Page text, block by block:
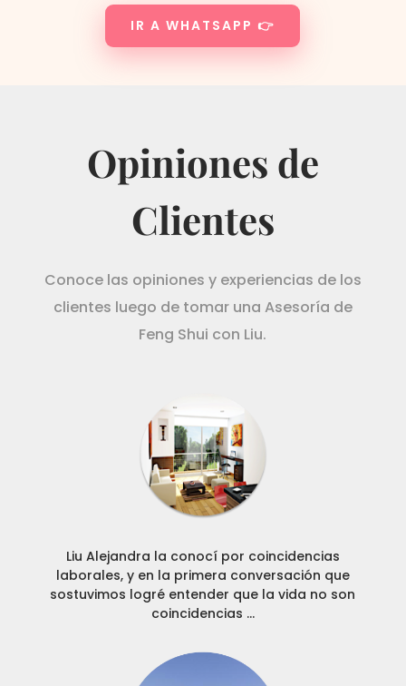
IR A WHATSAPP 👉
Opiniones de
Clientes
Conoce las opiniones y experiencias de los
clientes luego de tomar una Asesoría de
Feng Shui con Liu.
Liu Alejandra la conocí por coincidencias
laborales, y en la primera conversación que
sostuvimos logré entender que la vida no son
coincidencias ...